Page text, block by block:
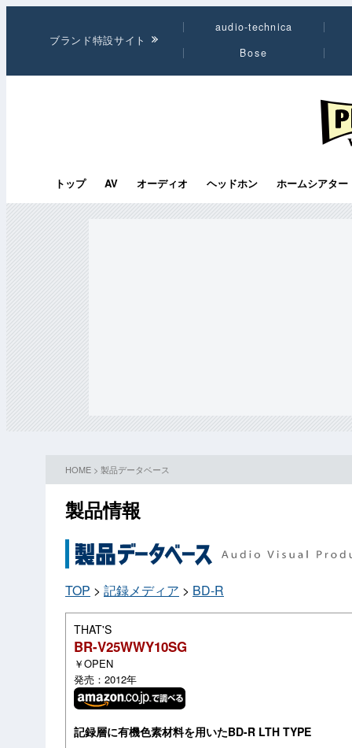
ブランド特設サイト
audio-technica
Bose
トップ AV オーディオ ヘッドホン ホームシアター
HOME > 製品データベース
製品情報
TOP > 記録メディア > BD-R
THAT'S
BR-V25WWY10SG
￥OPEN
発売：2012年
記録層に有機色素材料を用いたBD-R LTH TYPE